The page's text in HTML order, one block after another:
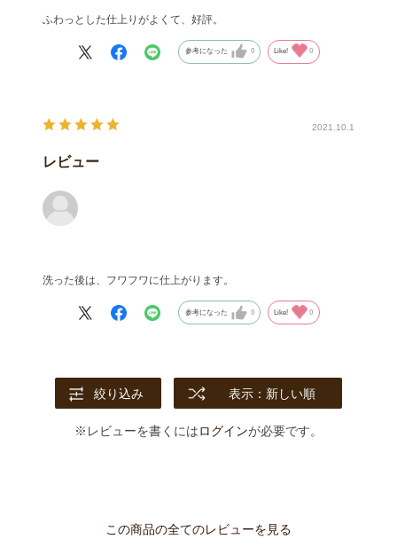
ふわっとした仕上りがよくて、好評。
参考になった 0 Like! 0
2021.10.1
レビュー
洗った後は、フワフワに仕上がります。
参考になった 0 Like! 0
絞り込み 表示：新しい順
※レビューを書くにはログインが必要です。
この商品の全てのレビューを見る